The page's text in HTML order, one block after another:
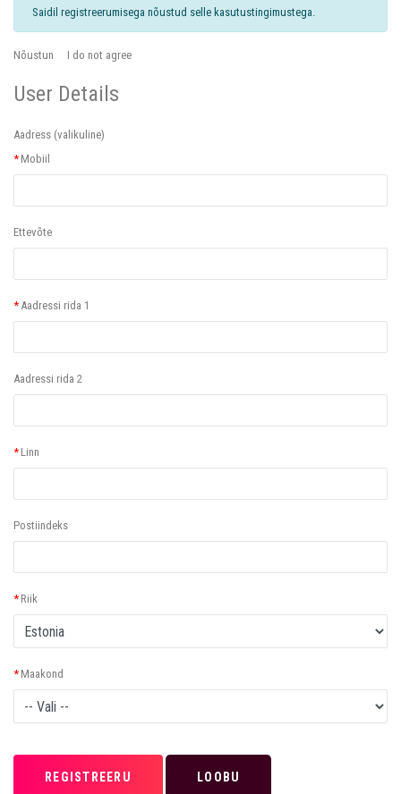
Saidil registreerumisega nõustud selle kasutustingimustega.
Nõustun I do not agree
User Details
Aadress (valikuline)
* Mobiil
Ettevõte
* Aadressi rida 1
Aadressi rida 2
* Linn
Postiindeks
* Riik
* Maakond
REGISTREERU LOOBU